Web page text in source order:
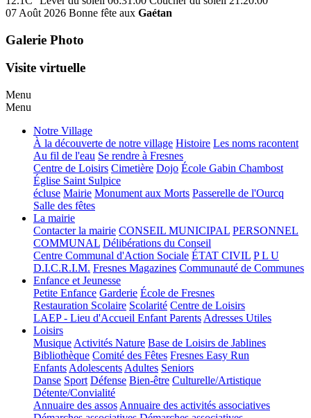
07 Août 2026 Bonne fête aux Gaétan
Galerie Photo
Visite virtuelle
Menu
Menu
Notre Village
À la découverte de notre village Histoire Les noms racontent
Au fil de l'eau Se rendre à Fresnes
Centre de Loisirs Cimetière Dojo École Gabin Chambost
Église Saint Sulpice
écluse Mairie Monument aux Morts Passerelle de l'Ourcq
Salle des fêtes
La mairie
Contacter la mairie CONSEIL MUNICIPAL PERSONNEL
COMMUNAL Délibérations du Conseil
Centre Communal d'Action Sociale ÉTAT CIVIL P L U
D.I.C.R.I.M. Fresnes Magazines Communauté de Communes
Enfance et Jeunesse
Petite Enfance Garderie École de Fresnes
Restauration Scolaire Scolarité Centre de Loisirs
LAEP - Lieu d'Accueil Enfant Parents Adresses Utiles
Loisirs
Musique Activités Nature Base de Loisirs de Jablines
Bibliothèque Comité des Fêtes Fresnes Easy Run
Enfants Adolescents Adultes Seniors
Danse Sport Défense Bien-être Culturelle/Artistique
Détente/Convialité
Annuaire des assos Annuaire des activités associatives